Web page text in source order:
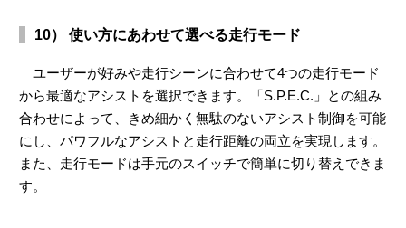
10） 使い方にあわせて選べる走行モード
ユーザーが好みや走行シーンに合わせて4つの走行モード
から最適なアシストを選択できます。「S.P.E.C.」との組み
合わせによって、きめ細かく無駄のないアシスト制御を可能
にし、パワフルなアシストと走行距離の両立を実現します。
また、走行モードは手元のスイッチで簡単に切り替えできま
す。